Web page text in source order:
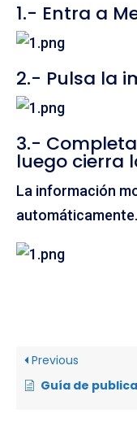
1.- Entra a
2.- Pulsa la
3.-
luego cierra
La información
automáticamente.
Previous
Guía de